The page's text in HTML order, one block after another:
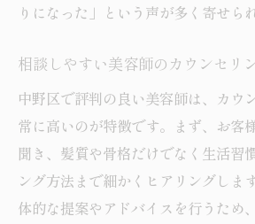
りになった」という声が多く寄せら
相談しやすい美容師のカウンセリ
中野区で評判の良い美容師は、カウ
常に高いのが特徴です。まず、お客
聞き、髪質や骨格だけでなく生活習
ング方法まで細かくヒアリングしま
体的な提案やアドバイスを行うため